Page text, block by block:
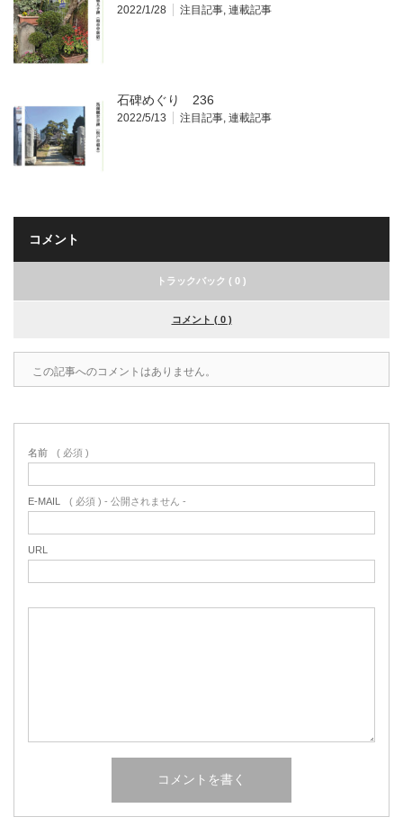
2022/1/28 注目記事 連載記事
石碑めぐり 236
2022/5/13 注目記事 連載記事
コメント
トラックバック ( 0 )
コメント ( 0 )
この記事へのコメントはありません。
名前 ( 必須 )
E-MAIL ( 必須 ) - 公開されません -
URL